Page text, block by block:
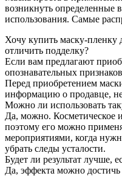
возникнуть определенные
использования. Самые
Хочу купить маску-пленку
отличить подделку?
Если вам предлагают
опознавательных
Перед приобретением
информацию о продавце,
Можно ли использовать
Да, можно. Косметическое
поэтому его можно
мероприятиями, когда
убрать следы усталости.
Будет ли результат лучше,
Да, эффекта можно достичь